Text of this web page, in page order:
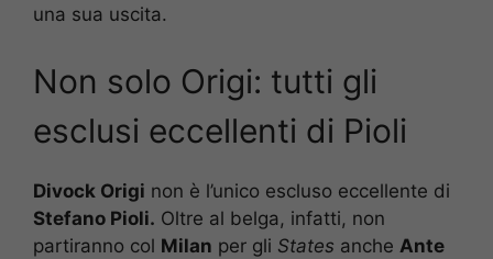
una sua uscita.
Non solo Origi: tutti gli
esclusi eccellenti di Pioli
Divock Origi non è l’unico escluso eccellente di
Stefano Pioli. Oltre al belga, infatti, non
partiranno col Milan per gli States anche Ante